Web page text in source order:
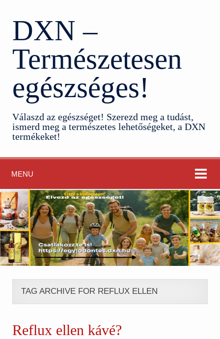
DXN –
Természetesen
egészséges!
Válaszd az egészséget! Szerezd meg a tudást,
ismerd meg a természetes lehetőségeket, a DXN
termékeket!
MENU
TAG ARCHIVE FOR REFLUX ELLEN
Reflux ellen kávé?